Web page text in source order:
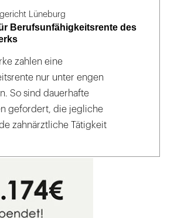
Lüneburg
Berufsunfähigkeitsrente des
zahlen eine
nur unter engen
So sind dauerhafte
gefordert, die jegliche
zahnärztliche Tätigkeit